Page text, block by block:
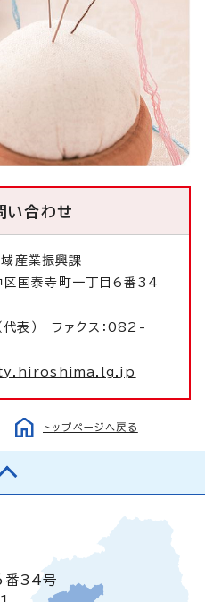
い合わせ
産業振興課
国泰寺町一丁目6番34
表） ファクス：082-
トップページへ戻る
番34号